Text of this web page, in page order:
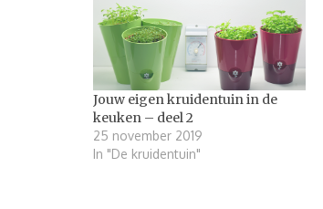
Jouw eigen kruidentuin in de
keuken – deel 2
25 november 2019
In "De kruidentuin"